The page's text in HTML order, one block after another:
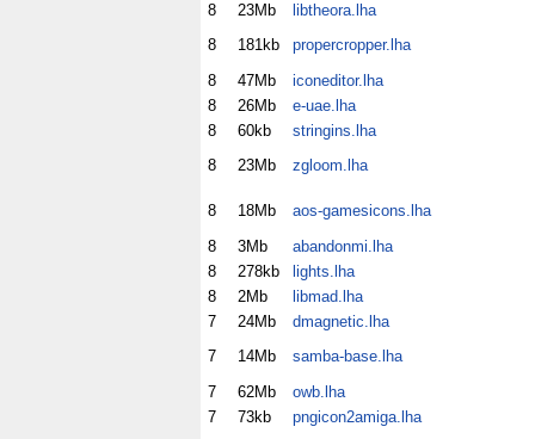
8
23Mb
libtheora.lha
8
181kb
propercropper.lha
8
47Mb
iconeditor.lha
8
26Mb
e-uae.lha
8
60kb
stringins.lha
8
23Mb zgloom.lha
8 18Mb
aos-gamesicons.lha
8
3Mb
abandonmi.lha
8
278kb
lights.lha
8
2Mb
libmad.lha
7
24Mb
dmagnetic.lha
7
14Mb
samba-base.lha
7
62Mb
owb.lha
7
73kb
pngicon2amiga.lha